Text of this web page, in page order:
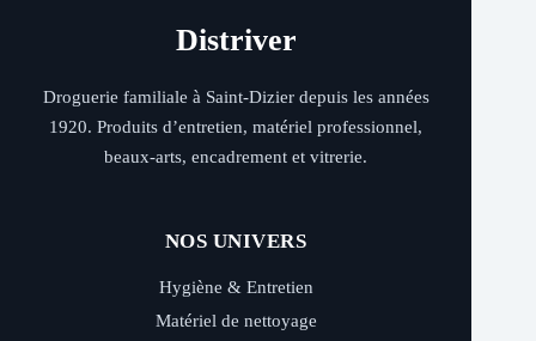
Distriver
Droguerie familiale à Saint-Dizier depuis les années
1920. Produits d’entretien, matériel professionnel,
beaux-arts, encadrement et vitrerie.
NOS UNIVERS
Hygiène & Entretien
Matériel de nettoyage